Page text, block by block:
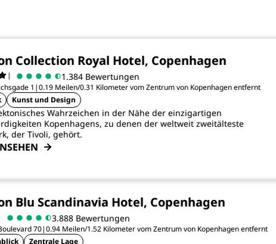
Collection Royal Hotel, Copenhagen
| 1.384 Bewertungen
1 |0.19 Meilen/0.31 Kilometer vom Zentrum von Kopenhagen entfernt
Kunst und Design
Wahrzeichen in der Nähe der einzigartigen
Kopenhagens, zu denen der weltweit zweitälteste
der Tivoli, gehört.
Blu Scandinavia Hotel, Copenhagen
3.888 Bewertungen
70|0.94 Meilen/1.52 Kilometer vom Zentrum von Kopenhagen entfernt
Zentrale Lage